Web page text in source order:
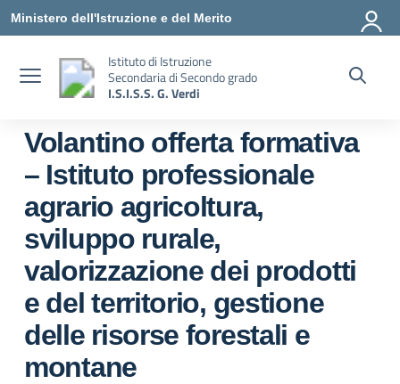
Vai ai contenuti
Vai al menu di navigazione
Vai al footer
Ministero dell'Istruzione e del Merito
Istituto di Istruzione
Secondaria di Secondo grado
I.S.I.S.S. G. Verdi
Volantino offerta formativa
– Istituto professionale
agrario agricoltura,
sviluppo rurale,
valorizzazione dei prodotti
e del territorio, gestione
delle risorse forestali e
montane